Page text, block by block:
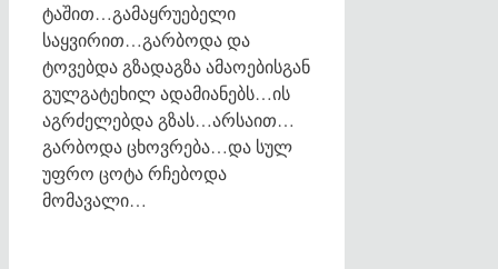
ტაშით…გამაყრუებელი
საყვირით…გარბოდა და
ტოვებდა გზადაგზა ამაოებისგან
გულგატეხილ ადამიანებს…ის
აგრძელებდა გზას…არსაით…
გარბოდა ცხოვრება…და სულ
უფრო ცოტა რჩებოდა
მომავალი…